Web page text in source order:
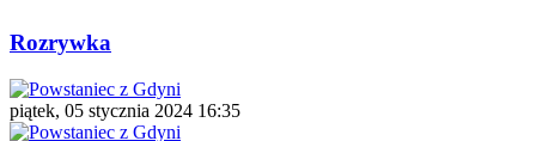
Rozrywka
piątek, 05 stycznia 2024 16:35